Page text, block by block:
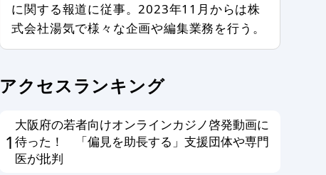
に関する報道に従事。2023年11月からは株
式会社湯気で様々な企画や編集業務を行う。
アクセスランキング
1
大阪府の若者向けオンラインカジノ啓発動画に
待った！ 「偏見を助長する」支援団体や専門
医が批判